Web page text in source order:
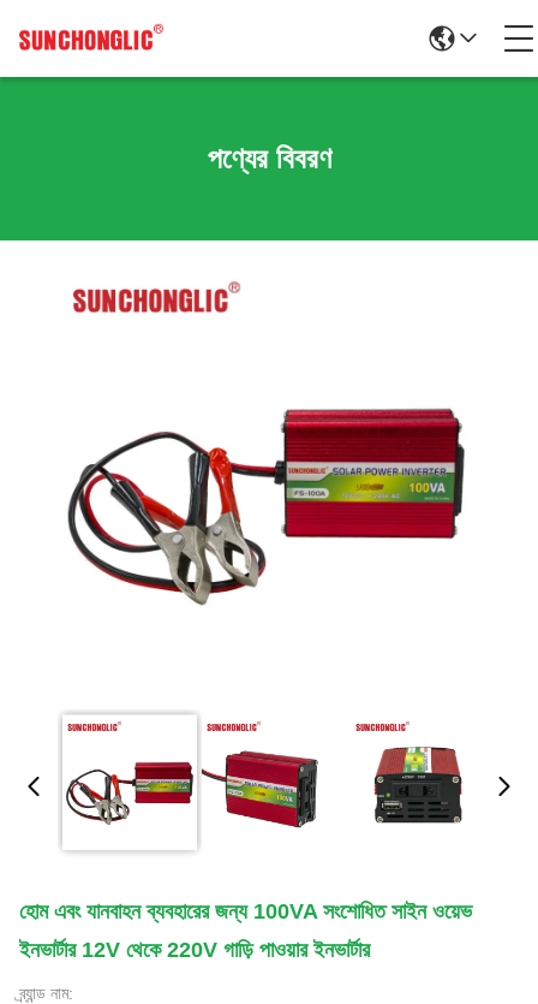
পণ্যের বিবরণ
হোম এবং যানবাহন ব্যবহারের জন্য 100VA সংশোধিত সাইন ওয়েভ
ইনভার্টার 12V থেকে 220V গাড়ি পাওয়ার ইনভার্টার
ব্র্যান্ড নাম: